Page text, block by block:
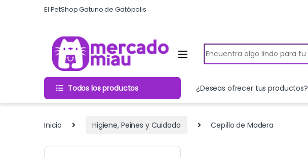
Skip to navigation
Skip to contentEl PetShop Gatuno de Gatópolis
Search for:
Todos los productos ¿Deseas ofrecer tus productos?
Inicio Higiene, Peines y Cuidado Cepillo de Madera